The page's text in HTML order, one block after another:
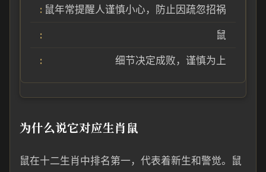
鼠年常提醒人谨慎小心，防止因疏忽招祸
鼠
细节决定成败，谨慎为上
为什么说它对应生肖鼠
鼠在十二生肖中排名第一，代表着新生和警觉。鼠